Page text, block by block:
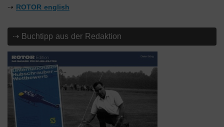
⇢ ROTOR english
⇢ Buchtipp aus der Redaktion